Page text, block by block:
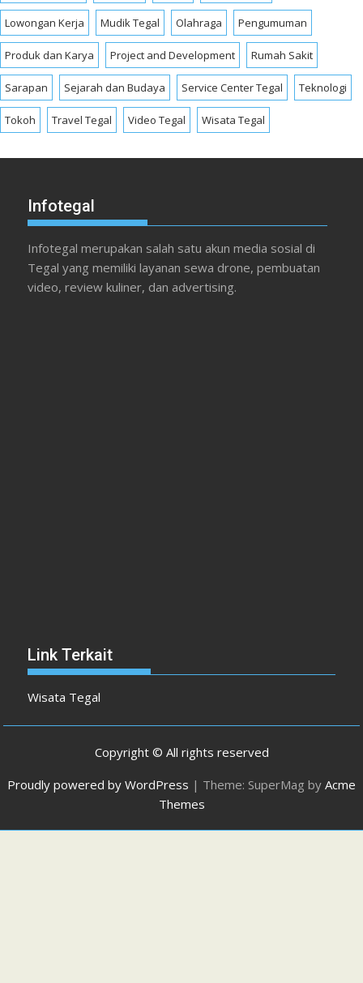
Lowongan Kerja Mudik Tegal Olahraga Pengumuman
Produk dan Karya Project and Development Rumah Sakit
Sarapan Sejarah dan Budaya Service Center Tegal Teknologi
Tokoh Travel Tegal Video Tegal Wisata Tegal
Infotegal
Infotegal merupakan salah satu akun media sosial di
Tegal yang memiliki layanan sewa drone, pembuatan
video, review kuliner, dan advertising.
Link Terkait
Wisata Tegal
Copyright © All rights reserved
Proudly powered by WordPress | Theme: SuperMag by Acme
Themes